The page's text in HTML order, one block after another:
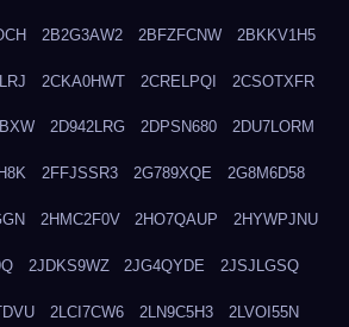
2B2G3AW2 2BFZFCNW 2BKKV1H5
2CKA0HWT 2CRELPQI 2CSOTXFR
2D942LRG 2DPSN680 2DU7LORM
2FFJSSR3 2G789XQE 2G8M6D58
2HMC2F0V 2HO7QAUP 2HYWPJNU
2JDKS9WZ 2JG4QYDE 2JSJLGSQ
2LCI7CW6 2LN9C5H3 2LVOI55N